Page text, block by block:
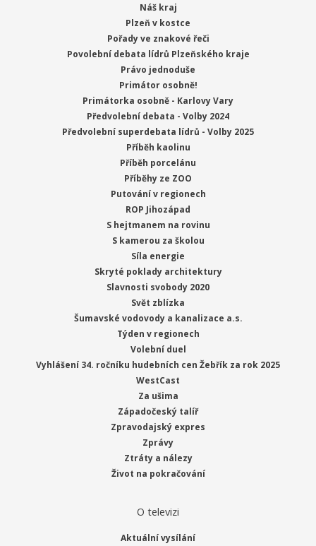
Náš kraj
Plzeň v kostce
Pořady ve znakové řeči
Povolební debata lídrů Plzeňského kraje
Právo jednoduše
Primátor osobně!
Primátorka osobně - Karlovy Vary
Předvolební debata - Volby 2024
Předvolební superdebata lídrů - Volby 2025
Příběh kaolinu
Příběh porcelánu
Příběhy ze ZOO
Putování v regionech
ROP Jihozápad
S hejtmanem na rovinu
S kamerou za školou
Síla energie
Skryté poklady architektury
Slavnosti svobody 2020
Svět zblízka
Šumavské vodovody a kanalizace a.s.
Týden v regionech
Volební duel
Vyhlášení 34. ročníku hudebních cen Žebřík za rok 2025
WestCast
Za ušima
Západočeský talíř
Zpravodajský expres
Zprávy
Ztráty a nálezy
Život na pokračování
O televizi
Aktuální vysílání